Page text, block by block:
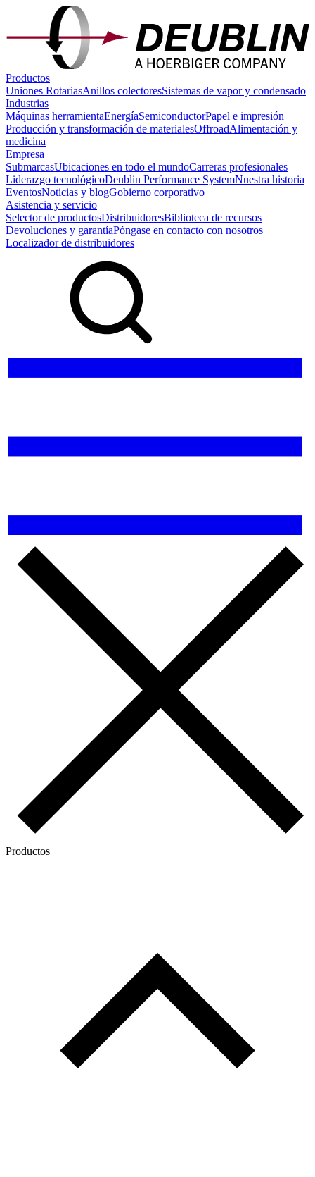
Productos
Uniones RotariasAnillos colectoresSistemas de vapor y condensado
Industrias
Máquinas herramientaEnergíaSemiconductorPapel e impresión
Producción y transformación de materialesOffroadAlimentación y
medicina
Empresa
SubmarcasUbicaciones en todo el mundoCarreras profesionales
Liderazgo tecnológicoDeublin Performance SystemNuestra historia
EventosNoticias y blogGobierno corporativo
Asistencia y servicio
Selector de productosDistribuidoresBiblioteca de recursos
Devoluciones y garantíaPóngase en contacto con nosotros
Localizador de distribuidores
Productos